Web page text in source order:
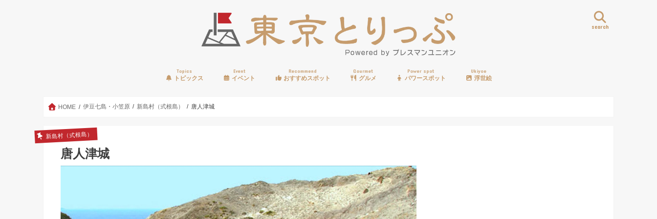
search
Topics
トピックス
Event
イベント
Recommend
おすすめスポット
Gourmet
グルメ
Power spot
パワースポット
Ukiyoe
浮世絵
HOME 伊豆七島・小笠原 新島村（式根島） 唐人津城
新島村（式根島）
唐人津城